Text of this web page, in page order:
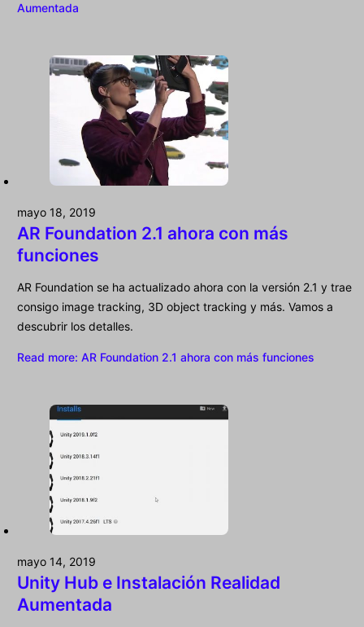
Aumentada
mayo 18, 2019
AR Foundation 2.1 ahora con más
funciones
AR Foundation se ha actualizado ahora con la versión 2.1 y trae
consigo image tracking, 3D object tracking y más. Vamos a
descubrir los detalles.
Read more: AR Foundation 2.1 ahora con más funciones
mayo 14, 2019
Unity Hub e Instalación Realidad
Aumentada